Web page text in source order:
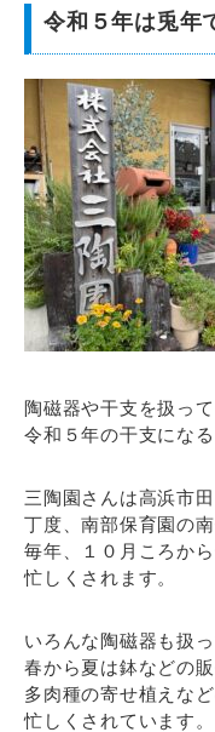
令和５年は兎年
陶磁器や干支を扱っ
令和５年の干支にな
三陶園さんは高浜市
丁度、南部保育園の
毎年、１０月ころか
忙しくされます。
いろんな陶磁器も扱っ
春から夏は鉢などの
多肉種の寄せ植えな
忙しくされています。